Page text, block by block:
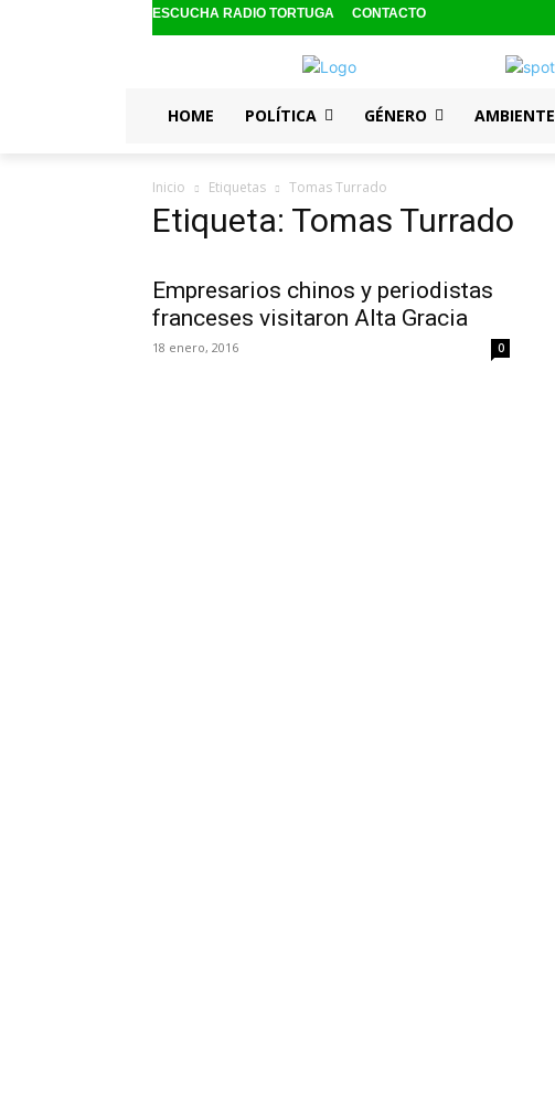
ESCUCHA RADIO TORTUGA CONTACTO
HOME POLÍTICA GÉNERO AMBIENTE
Inicio Etiquetas Tomas Turrado
Etiqueta: Tomas Turrado
Empresarios chinos y periodistas
franceses visitaron Alta Gracia
18 enero, 2016 0